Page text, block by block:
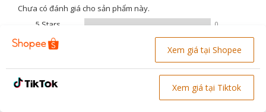
Chưa có đánh giá cho sản phẩm này.
5 Stars
0
4 Stars
0
2 Stars
0
Xem giá tại Shopee
Xem giá tại Tiktok